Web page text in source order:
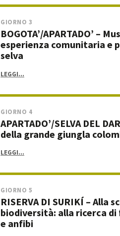
GIORNO 3
BOGOTA’/APARTADO’ –
esperienza comunitaria e
selva
LEGGI...
GIORNO 4
APARTADO’/SELVA DEL
della grande giungla
LEGGI...
GIORNO 5
RISERVA DI SURIKÍ – Alla
biodiversità: alla ricerca
e anfibi